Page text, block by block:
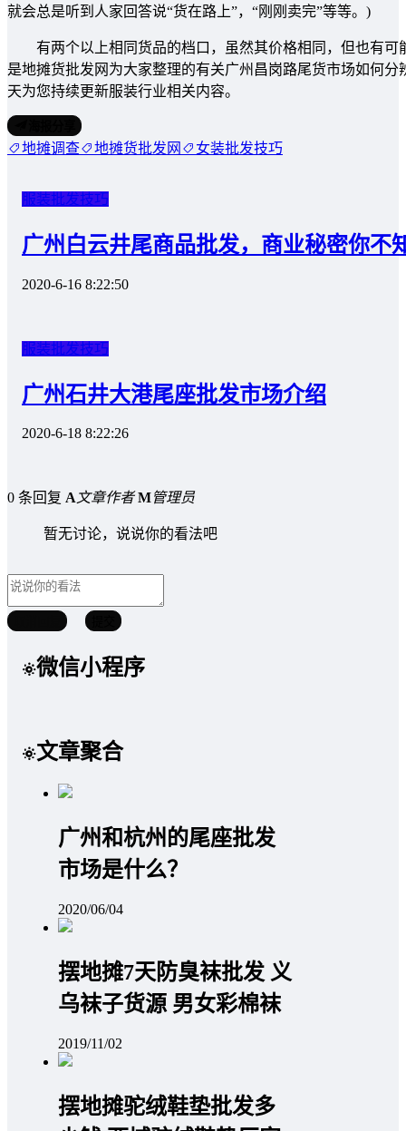
就会总是听到人家回答说“货在路上”，“刚刚卖完”等等。)
有两个以上相同货品的档口，虽然其价格相同，但也有可
是地摊货批发网为大家整理的有关广州昌岗路尾货市场如何
天为您持续更新服装行业相关内容。
地摊调查 地摊货批发网 女装批发技巧
服装批发技巧
广州白云井尾商品批发，商业秘密你不
2020-6-16 8:22:50
服装批发技巧
广州石井大港尾座批发市场介绍
2020-6-18 8:22:26
0 条回复 A文章作者 M管理员
暂无讨论，说说你的看法吧
微信小程序
文章聚合
广州和杭州的尾座批发
市场是什么？
2020/06/04
摆地摊7天防臭袜批发 义
乌袜子货源 男女彩棉袜
2019/11/02
摆地摊驼绒鞋垫批发多